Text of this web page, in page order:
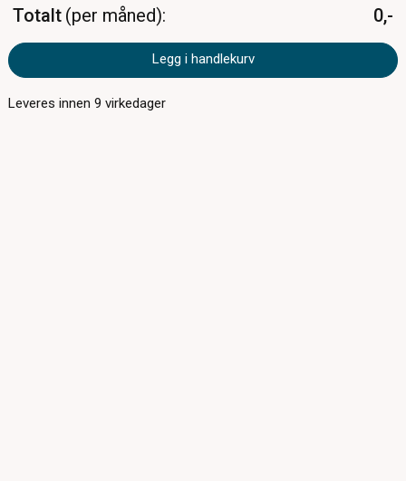
Totalt per måned 0,-
Legg i handlekurv
Leveres innen9 virkedager